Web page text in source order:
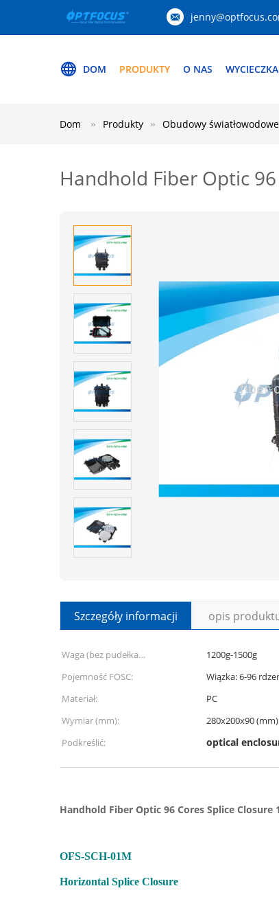
DOM PRODUKTY O NAS
Dom Produkty Obudowy światłowodowe
Handhold Fiber Optic
Szczegóły informacji opis
Waga (bez pudełka
zewnętrznego):
1200g-1500g
Pojemność FOSC:
Wiązka: 6-96
Materiał:
PC
Wymiar (mm):
280x200x90 (mm)
Podkreślić:
optical
Handhold Fiber Optic 96 Cores Splice
OFS-SCH-01M
Horizontal Splice Closure